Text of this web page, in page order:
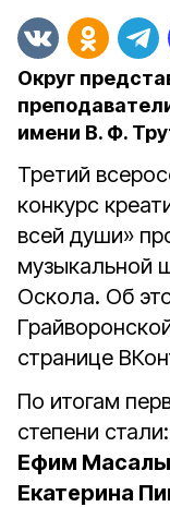
Округ
имени В. Ф.
Третий
конкурс
всей души»
музыкальной
Оскола. Об
странице
По итогам
степени стали:
Ефим
Екатерина